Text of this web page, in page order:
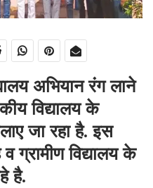
अभियान रंग लाने
विद्यालय के
जा रहाहै.इस
ग्रामीण विद्यालय के
है.